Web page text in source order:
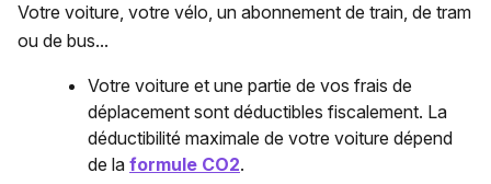
Votre voiture, votre vélo, un abonnement de train, de tram
ou de bus...
Votre voiture et une partie de vos frais de
déplacement sont déductibles fiscalement. La
déductibilité maximale de votre voiture dépend
de la formule CO2.